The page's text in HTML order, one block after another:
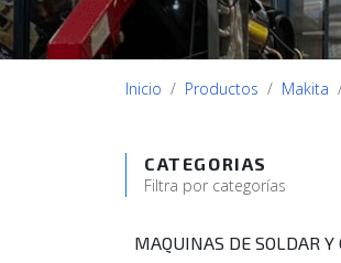
Inicio Productos Makita
CATEGORIAS
Filtra por categorías
MAQUINAS DE SOLDAR Y